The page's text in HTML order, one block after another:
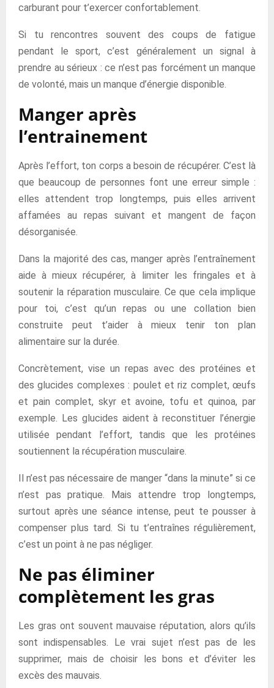
carburant pour t’exercer confortablement.
Si tu rencontres souvent des coups de fatigue
pendant le sport, c’est généralement un signal à
prendre au sérieux : ce n’est pas forcément un manque
de volonté, mais un manque d’énergie disponible.
Manger après
l’entrainement
Après l’effort, ton corps a besoin de récupérer. C’est là
que beaucoup de personnes font une erreur simple :
elles attendent trop longtemps, puis elles arrivent
affamées au repas suivant et mangent de façon
désorganisée.
Dans la majorité des cas, manger après l’entraînement
aide à mieux récupérer, à limiter les fringales et à
soutenir la réparation musculaire. Ce que cela implique
pour toi, c’est qu’un repas ou une collation bien
construite peut t’aider à mieux tenir ton plan
alimentaire sur la durée.
Concrètement, vise un repas avec des protéines et
des glucides complexes : poulet et riz complet, œufs
et pain complet, skyr et avoine, tofu et quinoa, par
exemple. Les glucides aident à reconstituer l’énergie
utilisée pendant l’effort, tandis que les protéines
soutiennent la récupération musculaire.
Il n’est pas nécessaire de manger “dans la minute” si ce
n’est pas pratique. Mais attendre trop longtemps,
surtout après une séance intense, peut te pousser à
compenser plus tard. Si tu t’entraînes régulièrement,
c’est un point à ne pas négliger.
Ne pas éliminer
complètement les gras
Les gras ont souvent mauvaise réputation, alors qu’ils
sont indispensables. Le vrai sujet n’est pas de les
supprimer, mais de choisir les bons et d’éviter les
excès des mauvais.